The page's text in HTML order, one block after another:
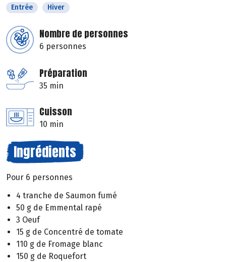
Entrée Hiver
Nombre de personnes
6 personnes
Préparation
35 min
Cuisson
10 min
Ingrédients
Pour 6 personnes
4 tranche de Saumon fumé
50 g de Emmental rapé
3 Oeuf
15 g de Concentré de tomate
110 g de Fromage blanc
150 g de Roquefort